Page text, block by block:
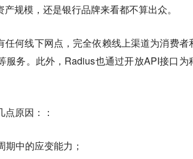
规模，还是银行品牌来看都不算出众。
何线下网点，完全依赖线上渠道为消费者
务。此外，Radius也通过开放API接口为
原因：：
中的应变能力；